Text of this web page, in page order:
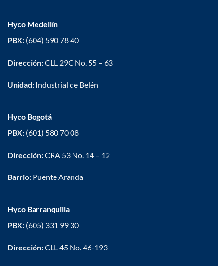
Hyco Medellín
PBX:(604) 590 78 40
Dirección:CLL 29C No. 55 – 63
Unidad:Industrial de Belén
Hyco Bogotá
PBX:(601) 580 70 08
Dirección:CRA 53 No. 14 – 12
Barrio:Puente Aranda
Hyco Barranquilla
PBX:(605) 331 99 30
Dirección:CLL 45 No. 46-193